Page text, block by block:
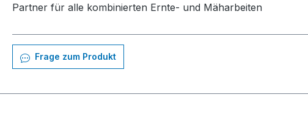
Partner für alle kombinierten Ernte- und Mäharbeiten
Frage zum Produkt